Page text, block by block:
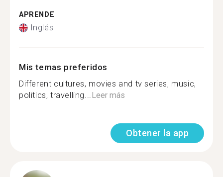
APRENDE
Inglés
Mis temas preferidos
Different cultures, movies and tv series, music,
politics, travelling...Leer más
Obtener la app